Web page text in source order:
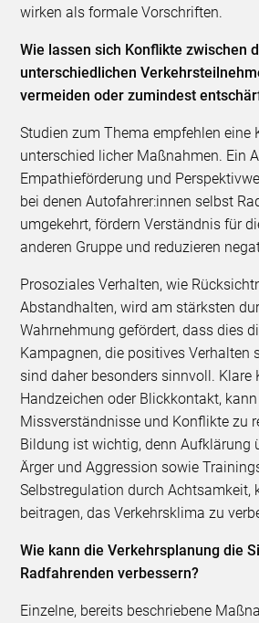
wirken als formale Vorschriften.
Wie lassen sich Konflikte zwischen
unterschiedlichen
vermeiden oder zumindest
Studien zum Thema empfehlen eine
unterschied licher Maßnahmen. Ein
Empathieförderung und
bei denen Autofahrer:innen selbst
umgekehrt, fördern Verständnis für
anderen Gruppe und reduzieren
Prosoziales Verhalten, wie
Abstandhalten, wird am stärksten
Wahrnehmung gefördert, dass dies
Kampagnen, die positives Verhalten
sind daher besonders sinnvoll.
Handzeichen oder Blickkontakt,
Missverständnisse und Konflikte zu
Bildung ist wichtig, denn Aufklärung
Ärger und Aggression sowie
Selbstregulation durch Achtsamkeit,
beitragen, das Verkehrsklima zu
Wie kann die Verkehrsplanung die
Radfahrenden verbessern?
Einzelne, bereits beschriebene